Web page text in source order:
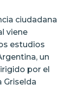
ciudadana
viene
estudios
un
por el
Griselda